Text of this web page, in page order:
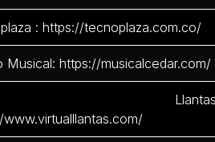
: https://tecnoplaza.com.co/
Musical: https://musicalcedar.com/